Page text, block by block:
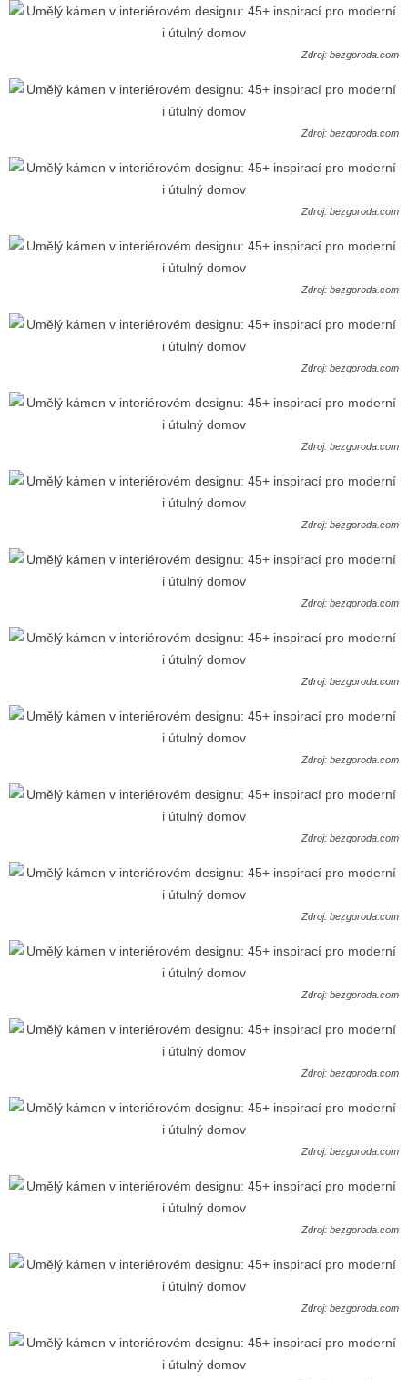
Zdroj: bezgoroda.com
Zdroj: bezgoroda.com
Zdroj: bezgoroda.com
Zdroj: bezgoroda.com
Zdroj: bezgoroda.com
Zdroj: bezgoroda.com
Zdroj: bezgoroda.com
Zdroj: bezgoroda.com
Zdroj: bezgoroda.com
Zdroj: bezgoroda.com
Zdroj: bezgoroda.com
Zdroj: bezgoroda.com
Zdroj: bezgoroda.com
Zdroj: bezgoroda.com
Zdroj: bezgoroda.com
Zdroj: bezgoroda.com
Zdroj: bezgoroda.com